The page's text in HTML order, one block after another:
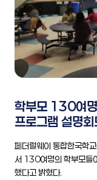
학부모 130여명
프로그램 설명회
페더럴웨이 통합한국학
서 130여명의 학부모들
했다고 밝혔다.